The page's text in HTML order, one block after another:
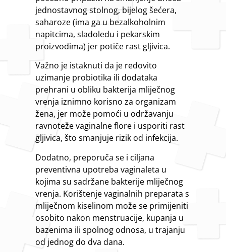
jednostavnog stolnog, bijelog šećera,
saharoze (ima ga u bezalkoholnim
napitcima, sladoledu i pekarskim
proizvodima) jer potiče rast gljivica.
Važno je istaknuti da je redovito
uzimanje probiotika ili dodataka
prehrani u obliku bakterija mliječnog
vrenja iznimno korisno za organizam
žena, jer može pomoći u održavanju
ravnoteže vaginalne flore i usporiti rast
gljivica, što smanjuje rizik od infekcija.
Dodatno, preporuča se i ciljana
preventivna upotreba vaginaleta u
kojima su sadržane bakterije mliječnog
vrenja. Korištenje vaginalnih preparata s
mliječnom kiselinom može se primijeniti
osobito nakon menstruacije, kupanja u
bazenima ili spolnog odnosa, u trajanju
od jednog do dva dana.